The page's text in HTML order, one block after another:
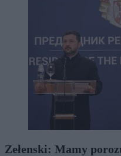
Zełenski: Mamy